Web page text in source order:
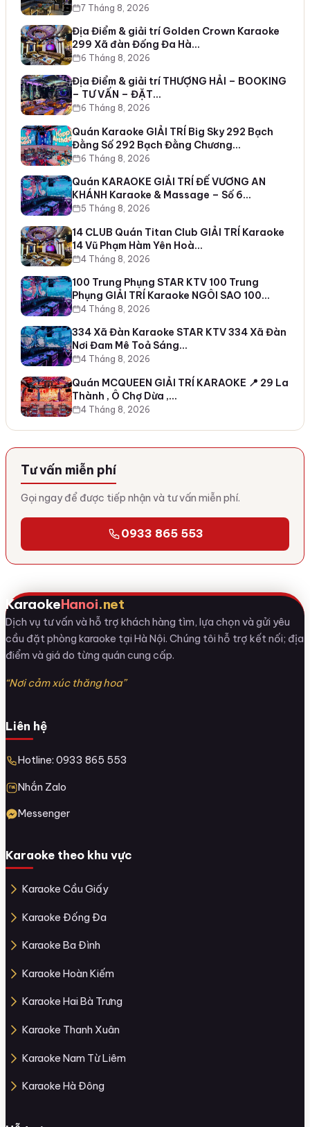
7 Tháng 8, 2026
Địa Điểm & giải trí Golden Crown Karaoke
299 Xã đàn Đống Đa Hà…
6 Tháng 8, 2026
Địa Điểm & giải trí THƯỢNG HẢI – BOOKING
– TƯ VẤN – ĐẶT…
6 Tháng 8, 2026
Quán Karaoke GIẢI TRÍ Big Sky 292 Bạch
Đằng Số 292 Bạch Đằng Chương…
6 Tháng 8, 2026
Quán KARAOKE GIẢI TRÍ ĐẾ VƯƠNG AN
KHÁNH Karaoke & Massage – Số 6…
5 Tháng 8, 2026
14 CLUB Quán Titan Club GIẢI TRÍ Karaoke
14 Vũ Phạm Hàm Yên Hoà…
4 Tháng 8, 2026
100 Trung Phụng STAR KTV 100 Trung
Phụng GIẢI TRÍ Karaoke NGÔI SAO 100…
4 Tháng 8, 2026
334 Xã Đàn Karaoke STAR KTV 334 Xã Đàn
Nơi Đam Mê Toả Sáng…
4 Tháng 8, 2026
Quán MCQUEEN GIẢI TRÍ KARAOKE 📍 29 La
Thành , Ô Chợ Dừa ,…
4 Tháng 8, 2026
Tư vấn miễn phí
Gọi ngay để được tiếp nhận và tư vấn miễn phí.
0933 865 553
KaraokeHanoi.net
Dịch vụ tư vấn và hỗ trợ khách hàng tìm, lựa chọn và gửi yêu
cầu đặt phòng karaoke tại Hà Nội. Chúng tôi hỗ trợ kết nối; địa
điểm và giá do từng quán cung cấp.
“Nơi cảm xúc thăng hoa”
Liên hệ
Hotline: 0933 865 553
Nhắn Zalo
Messenger
Karaoke theo khu vực
Karaoke Cầu Giấy
Karaoke Đống Đa
Karaoke Ba Đình
Karaoke Hoàn Kiếm
Karaoke Hai Bà Trưng
Karaoke Thanh Xuân
Karaoke Nam Từ Liêm
Karaoke Hà Đông